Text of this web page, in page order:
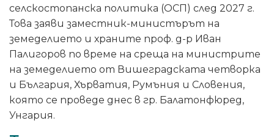
селскостопанска политика (ОСП) след 2027 г.
Това заяви заместник-министърът на
земеделието и храните проф. д-р Иван
Палигоров по време на среща на министрите
на земеделието от Вишеградската четворка
и България, Хърватия, Румъния и Словения,
която се проведе днес в гр. Балатонфюред,
Унгария.